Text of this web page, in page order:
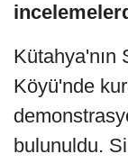
Kütahya'nın
Köyü'nde
bulunuldu.